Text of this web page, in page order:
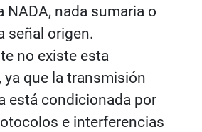
NADA, nada sumaria o
señal origen.
no existe esta
ya que la transmisión
está condicionada por
e interferencias